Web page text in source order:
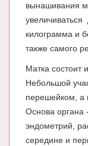
Сервис.
Полезные
Опросы
НОВОСТИ
вынашивания
килограмма и
также самого
Матка состоит
Небольшой
перешейком, а
Основа органа
эндометрий,
середине и